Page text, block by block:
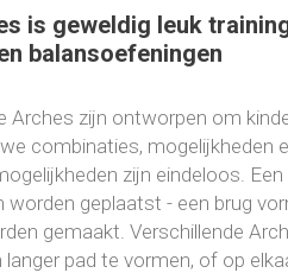
is geweldig leuk
balansoefeningen
Arches zijn ontworpen om
combinaties, mogelijkheden
zijn eindeloos.
worden geplaatst - een brug
gemaakt. Verschillende
pad te vormen, of op